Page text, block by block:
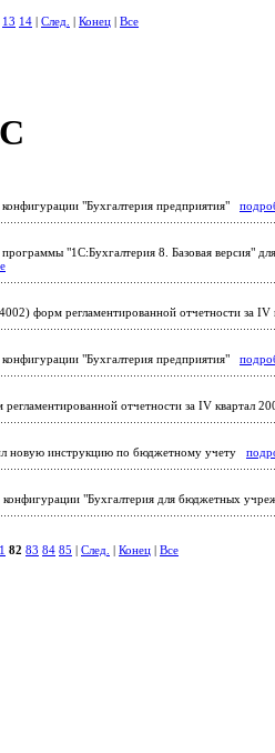
13 14 След. Конец Все
"Бухгалтерия предприятия"
"1С:Бухгалтерия 8. Базовая версия"
форм регламентированной отчетности за IV
"Бухгалтерия предприятия"
отчетности за IV квартал
новую инструкцию по бюджетному учету
"Бухгалтерия для бюджетных
82 83 84 85 След. Конец Все